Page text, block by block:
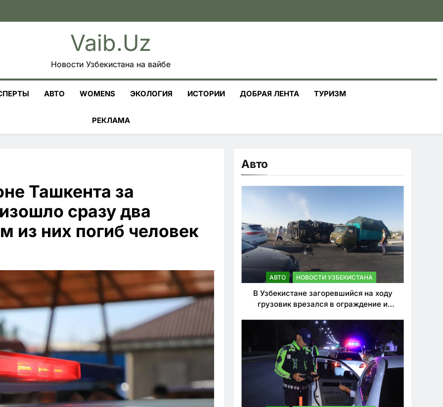
Vaib.uz
Новости Узбекистана на вайбе
АВТО WOMENS ЭКОЛОГИЯ ИСТОРИИ ДОБРАЯ ЛЕНТА ТУРИЗМ
РЕКЛАМА
Ташкента за
сразу два
из них погиб человек
Авто
АВТО НОВОСТИ УЗБЕКИСТАНА
В Узбекистане загоревшийся на ходу
грузовик врезался в ограждение и